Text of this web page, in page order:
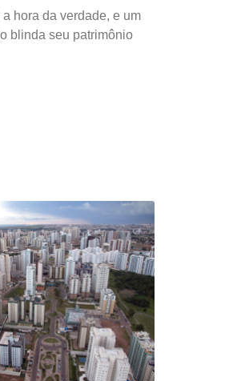
hora da verdade, e um
blinda seu patrimônio